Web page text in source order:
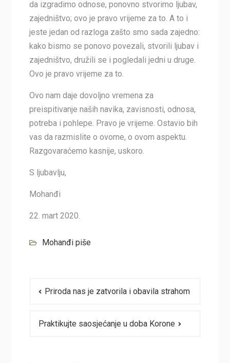
da izgradimo odnose, ponovno stvorimo ljubav,
zajedništvo; ovo je pravo vrijeme za to. A to i
jeste jedan od razloga zašto smo sada zajedno:
kako bismo se ponovo povezali, stvorili ljubav i
zajedništvo, družili se i pogledali jedni u druge.
Ovo je pravo vrijeme za to.
Ovo nam daje dovoljno vremena za
preispitivanje naših navika, zavisnosti, odnosa,
potreba i pohlepe. Pravo je vrijeme. Ostavio bih
vas da razmislite o ovome, o ovom aspektu.
Razgovaraćemo kasnije, uskoro.
S ljubavlju,
Mohanđi
22. mart 2020.
Mohanđi piše
članaka
Priroda nas je zatvorila i obavila strahom
Praktikujte saosjećanje u doba Korone